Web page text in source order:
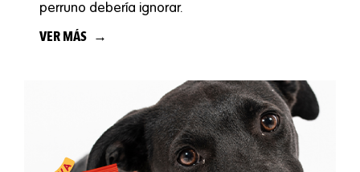
perruno debería ignorar.
VER MÁS